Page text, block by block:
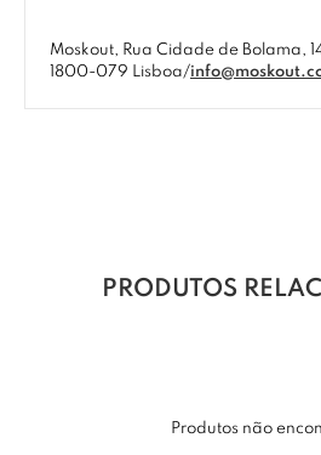
Moskout, Rua Cidade de Bolama,
1800-079 Lisboa/
PRODUTOS
Produtos não